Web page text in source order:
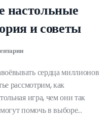
настольные
и советы
сердца миллионов
рассмотрим, как
игра, чем они так
помочь в выборе